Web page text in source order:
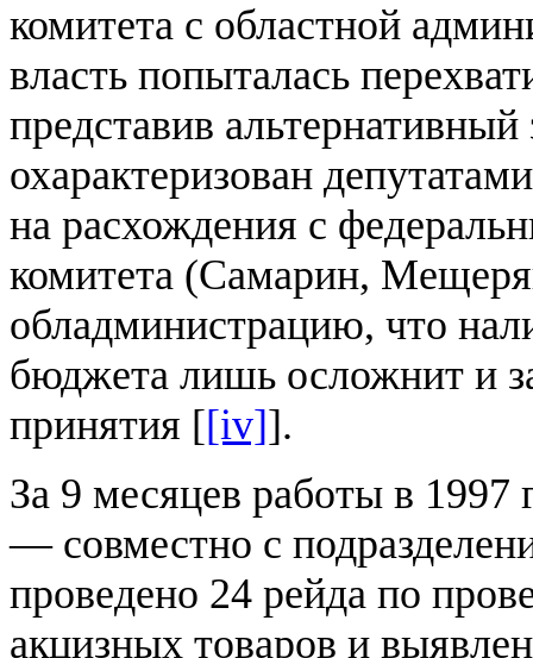
комитета с областной
власть попыталась
представив
охарактеризован
на расхождения с
комитета (Самарин,
обладминистрацию, что
бюджета лишь осложнит и
принятия [[iv]].
За 9 месяцев работы в 1997
— совместно с
проведено 24 рейда по
акцизных товаров и